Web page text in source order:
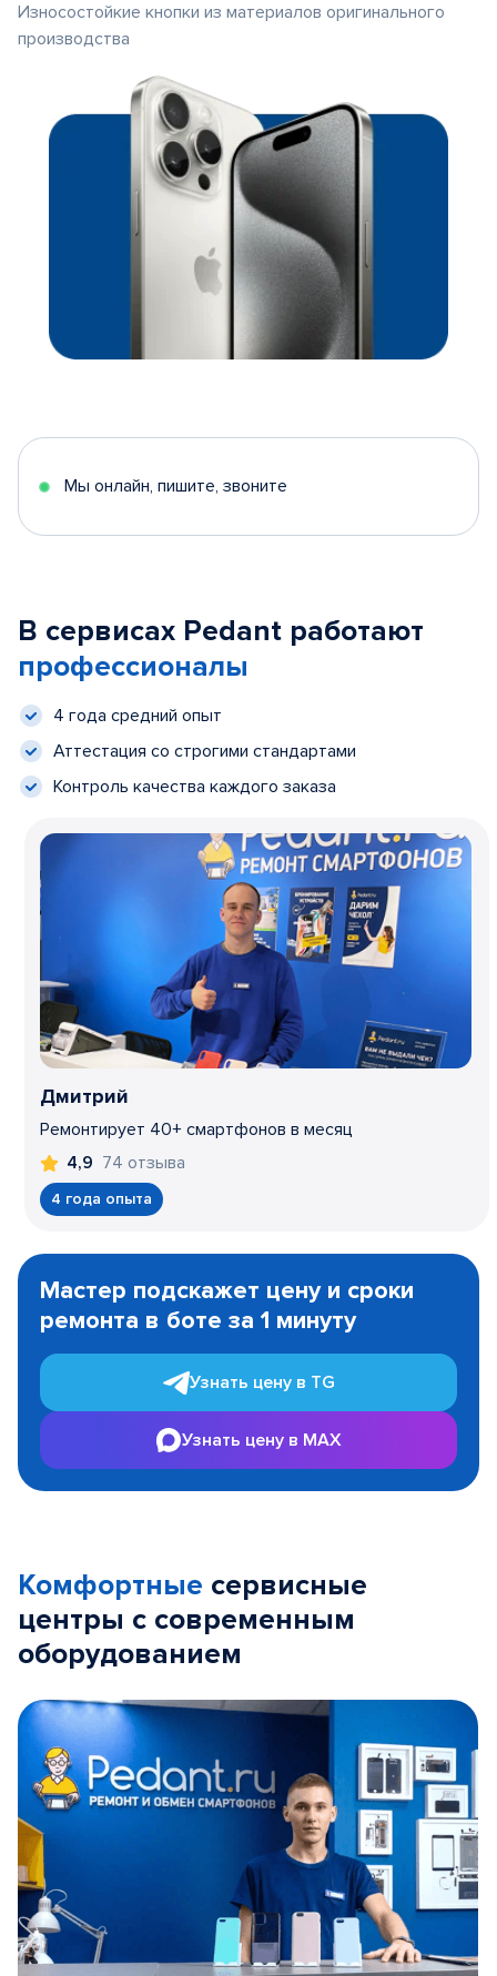
Износостойкие кнопки из материалов оригинального
производства
Мы онлайн, пишите, звоните
В сервисах Pedant работают
профессионалы
4 года средний опыт
Аттестация со строгими стандартами
Контроль качества каждого заказа
Дмитрий
Ремонтирует 40+ смартфонов в месяц
4,9 74 отзыва
4 года опыта
1
Мастер подскажет цену и сроки
ремонта в боте за 1 минуту
Узнать цену в TG
Узнать цену в MAX
Комфортные сервисные
центры с современным
оборудованием